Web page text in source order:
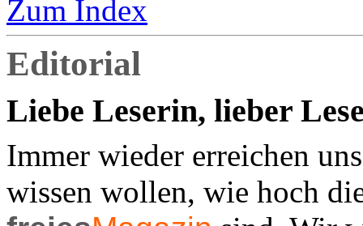
Zum Index
Editorial
Liebe Leserin, lieber
Immer wieder erreichen
wissen wollen, wie hoch